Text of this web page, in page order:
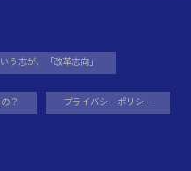
う志が、「改革志向」
？ プライバシーポリシー